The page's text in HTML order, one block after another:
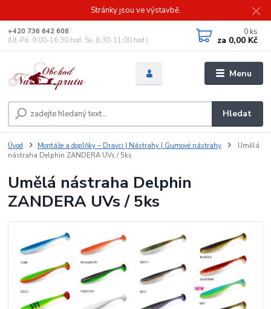
Stránky jsou ve výstavbě.
Menu
Hledat
+420 736 642 608
(Út-Pá, 9:00-16.30 hod. So, 8.30-11:00 hod.)
0 ks
za 0,00 Kč
Úvod Montáže a doplňky – Dravci | Nástrahy | Gumové nástrahy
Umělá
nástraha Delphin ZANDERA UVs / 5ks
Umělá nástraha Delphin
ZANDERA UVs / 5ks